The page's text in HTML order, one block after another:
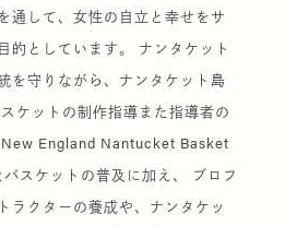
通して、女性の自立と幸せをサ
的としています。 ナンタケット
を守りながら、ナンタケット島
ケットの制作指導また指導者の
England Nantucket Basket
スケットの普及に加え、 プロフ
ラクターの養成や、ナンタケッ